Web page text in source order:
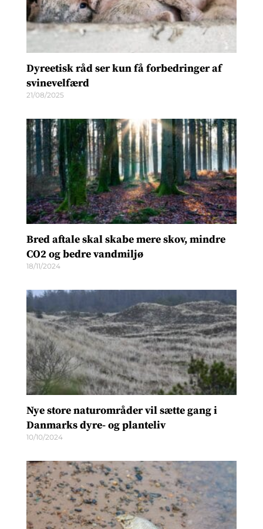
Dyreetisk råd ser kun få forbedringer af
svinevelfærd
21/08/2025
Bred aftale skal skabe mere skov, mindre
CO2 og bedre vandmiljø
18/11/2024
Nye store naturområder vil sætte gang i
Danmarks dyre- og planteliv
10/10/2024